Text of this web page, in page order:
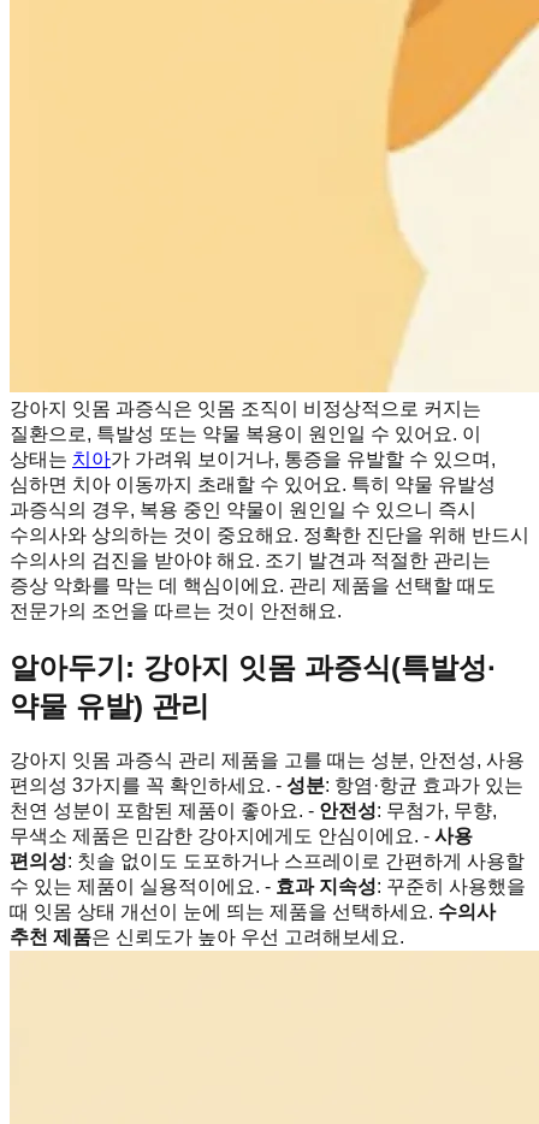
강아지 잇몸 과증식은 잇몸 조직이 비정상적으로 커지는
질환으로, 특발성 또는 약물 복용이 원인일 수 있어요. 이
상태는 치아가 가려워 보이거나, 통증을 유발할 수 있으며,
심하면 치아 이동까지 초래할 수 있어요. 특히 약물 유발성
과증식의 경우, 복용 중인 약물이 원인일 수 있으니 즉시
수의사와 상의하는 것이 중요해요. 정확한 진단을 위해 반드시
수의사의 검진을 받아야 해요. 조기 발견과 적절한 관리는
증상 악화를 막는 데 핵심이에요. 관리 제품을 선택할 때도
전문가의 조언을 따르는 것이 안전해요.
알아두기: 강아지 잇몸 과증식(특발성·
약물 유발) 관리
강아지 잇몸 과증식 관리 제품을 고를 때는 성분, 안전성, 사용
편의성 3가지를 꼭 확인하세요. - 성분: 항염·항균 효과가 있는
천연 성분이 포함된 제품이 좋아요. - 안전성: 무첨가, 무향,
무색소 제품은 민감한 강아지에게도 안심이에요. - 사용
편의성: 칫솔 없이도 도포하거나 스프레이로 간편하게 사용할
수 있는 제품이 실용적이에요. - 효과 지속성: 꾸준히 사용했을
때 잇몸 상태 개선이 눈에 띄는 제품을 선택하세요. 수의사
추천 제품은 신뢰도가 높아 우선 고려해보세요.